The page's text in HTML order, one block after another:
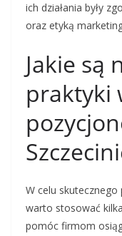
ich działania były
oraz etyką
Jakie są
praktyki
W celu skutecznego
warto stosować
pomóc firmom